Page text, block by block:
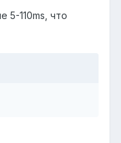
5-110ms, что